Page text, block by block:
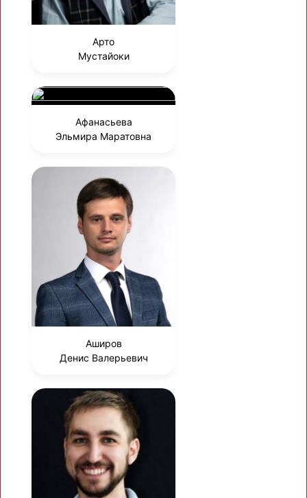
Арто
Мустайоки
Афанасьева
Эльмира Маратовна
Аширов
Денис Валерьевич